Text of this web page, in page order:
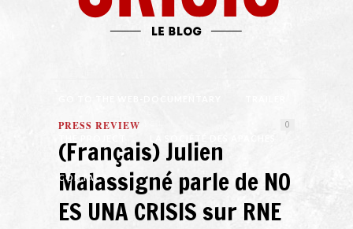
CONTACT
PRESS REVIEW 0
(Français) Julien
Malassigné parle de NO
ES UNA CRISIS sur RNE